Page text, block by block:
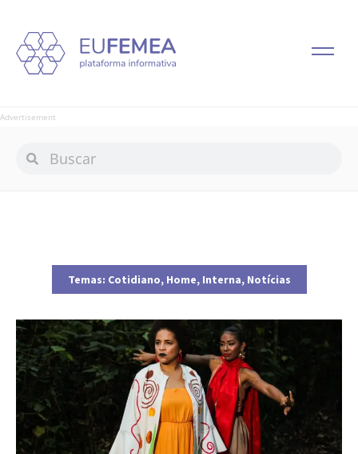
Advertisement
Temas: Cotidiano, Home, Interna, Notícias